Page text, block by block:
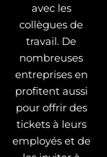
avec les
collègues de
travail. De
nombreuses
entreprises en
profitent aussi
pour offrir des
tickets à leurs
employés et de